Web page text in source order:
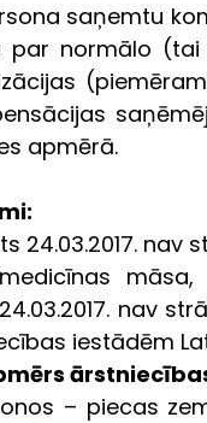
saņemtu
par normālo
apmērā.
24.03.2017. nav
nav
iestādēm